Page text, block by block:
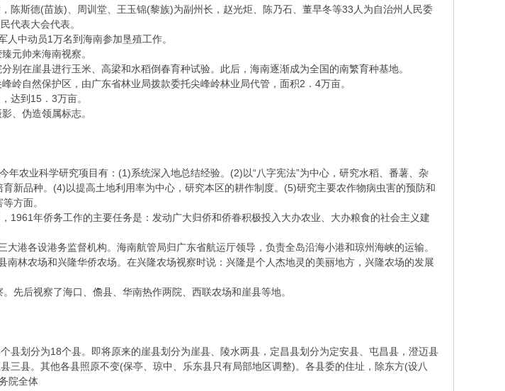
陈斯德(苗族)、周训堂、王玉锦(黎族)为副州长，赵光炬、陈乃石、董早冬等33人为自治州人民委
代表大会代表。
中动员1万名到海南参加垦殖工作。
元帅来海南视察。
在崖县进行玉米、高梁和水稻倒春育种试验。此后，海南逐渐成为全国的南繁育种基地。
自然保护区，由广东省林业局拨款委托尖峰岭林业局代管，面积2．4万亩。
达到15．3万亩。
、伪造领属标志。
农业科学研究项目有：(1)系统深入地总结经验。(2)以“八字宪法”为中心，研究水稻、番薯、杂
新品种。(4)以提高土地利用率为中心，研究本区的耕作制度。(5)研究主要农作物病虫害的预防和
方面。
年侨务工作的主要任务是：发动广大归侨和侨眷积极投入大办农业、大办粮食的社会主义建
港各设港务监督机构。海南航管局归广东省航运厅领导，负责全岛沿海小港和琼州海峡的运输。
林农场和兴隆华侨农场。在兴隆农场视察时说：兴隆是个人杰地灵的美丽地方，兴隆农场的发展
后视察了海口、儋县、华南热作两院、西联农场和崖县等地。
划分为18个县。即将原来的崖县划分为崖县、陵水两县，定昌县划分为定安县、屯昌县，澄迈县
三县。其他各县照原不变(保亭、琼中、乐东县只有局部地区调整)。各县委的住址，除东方(设八
院全体